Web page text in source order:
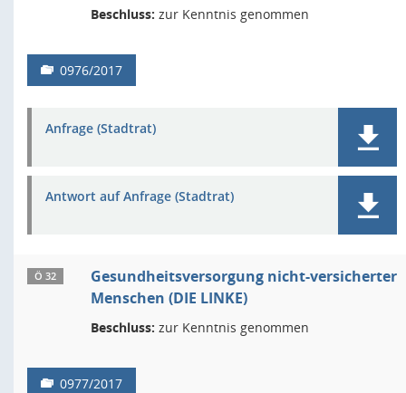
Beschluss: zur Kenntnis genommen
0976/2017
Anfrage (Stadtrat)
Antwort auf Anfrage (Stadtrat)
Ö 32
Gesundheitsversorgung nicht-versicherter
Menschen (DIE LINKE)
Beschluss: zur Kenntnis genommen
0977/2017